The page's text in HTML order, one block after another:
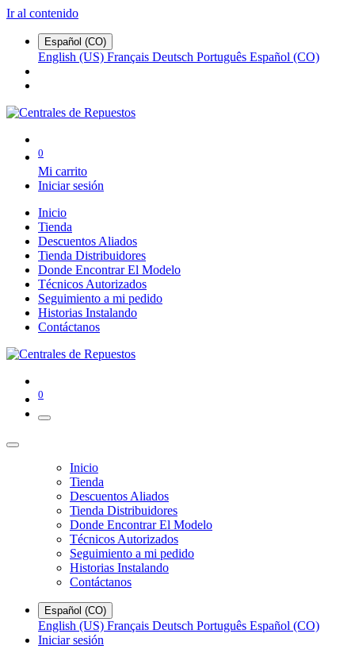
Ir al contenido
Español (CO)
English (US) Français Deutsch Português Español (CO)
0
Mi carrito
Iniciar sesión
Inicio
Tienda
Descuentos Aliados
Tienda Distribuidores
Donde Encontrar El Modelo
Técnicos Autorizados
Seguimiento a mi pedido
Historias Instalando
Contáctanos
0
Inicio
Tienda
Descuentos Aliados
Tienda Distribuidores
Donde Encontrar El Modelo
Técnicos Autorizados
Seguimiento a mi pedido
Historias Instalando
Contáctanos
Español (CO)
English (US) Français Deutsch Português Español (CO)
Iniciar sesión